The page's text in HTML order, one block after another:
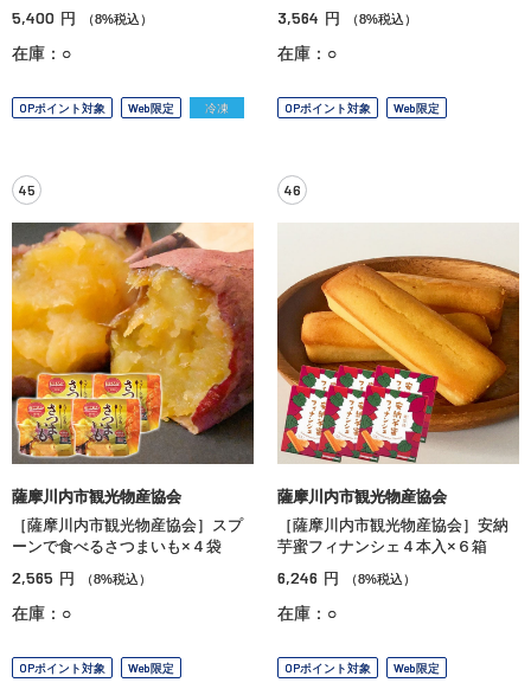
5,400 円 （8%税込）
在庫：○
OPポイント対象 Web限定 冷凍
3,564 円 （8%税込）
在庫：○
OPポイント対象 Web限定
45
薩摩川内市観光物産協会
［薩摩川内市観光物産協会］スプ
ーンで食べるさつまいも×４袋
2,565 円 （8%税込）
在庫：○
OPポイント対象 Web限定
46
薩摩川内市観光物産協会
［薩摩川内市観光物産協会］安納
芋蜜フィナンシェ４本入×６箱
6,246 円 （8%税込）
在庫：○
OPポイント対象 Web限定